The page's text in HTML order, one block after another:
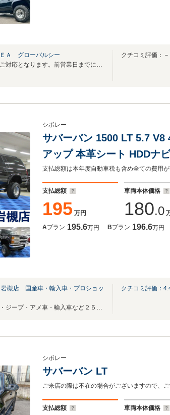
Ａ グローバルシー
当社は予約制でのご対応となります。前営業日までにお電話でのご予約をお願い致します
クチコミ評価：－
シボレー
サバーバン 1500 LT 5.7 V8
アップ 本革シート HDDナ
イール ヒッチメンバー サ
支払総額
195 万円
車両本体価格
180.0
Aプラン 195.6万円 Bプラン 196.6万円
槻店 国産車・輸入車・プロショッ
ミニバン・国産車・ジープ・アメ車・輸入車など２５０台以上を埼玉の岩槻に展示中！！
クチコミ評価：
シボレー
サバーバン LT
支払総額 車両本体価格